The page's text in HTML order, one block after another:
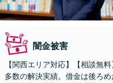
闇金被害
【関西エリア対応】【相談無
多数の解決実績。借金は後ろ